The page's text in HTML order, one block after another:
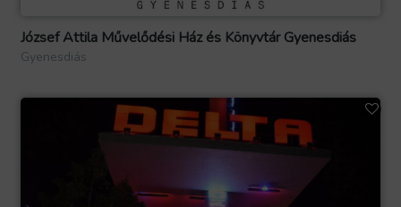
József Attila Művelődési Ház és Könyvtár Gyenesdiás
Gyenesdiás